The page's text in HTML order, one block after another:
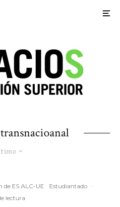
de ES ALC-UE Estudiantado ·
lectura